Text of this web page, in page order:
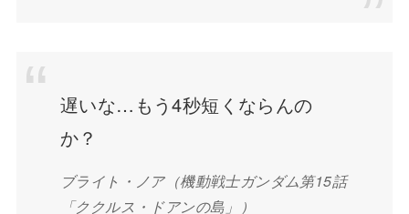
遅いな…もう4秒短くならんの
か？
ブライト・ノア（機動戦士ガンダム第15話
「ククルス・ドアンの島」）